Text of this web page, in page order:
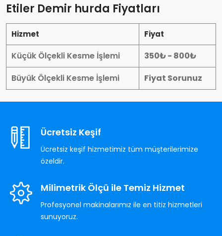
Etiler Demir hurda Fiyatları
Hizmet Fiyat
Küçük Ölçekli Kesme İşlemi
350₺ - 800₺
Büyük Ölçekli Kesme İşlemi
Fiyat Sorunuz
Ücretsiz Keşif
Ücretsiz keşif hizmetimiz tüm müşterilerimize
özeldir.
Milimetrik Ölçü ile Temiz Hizmet
Profesyonel makinalarımız ile en titiz hizmetleri
sunuyoruz.